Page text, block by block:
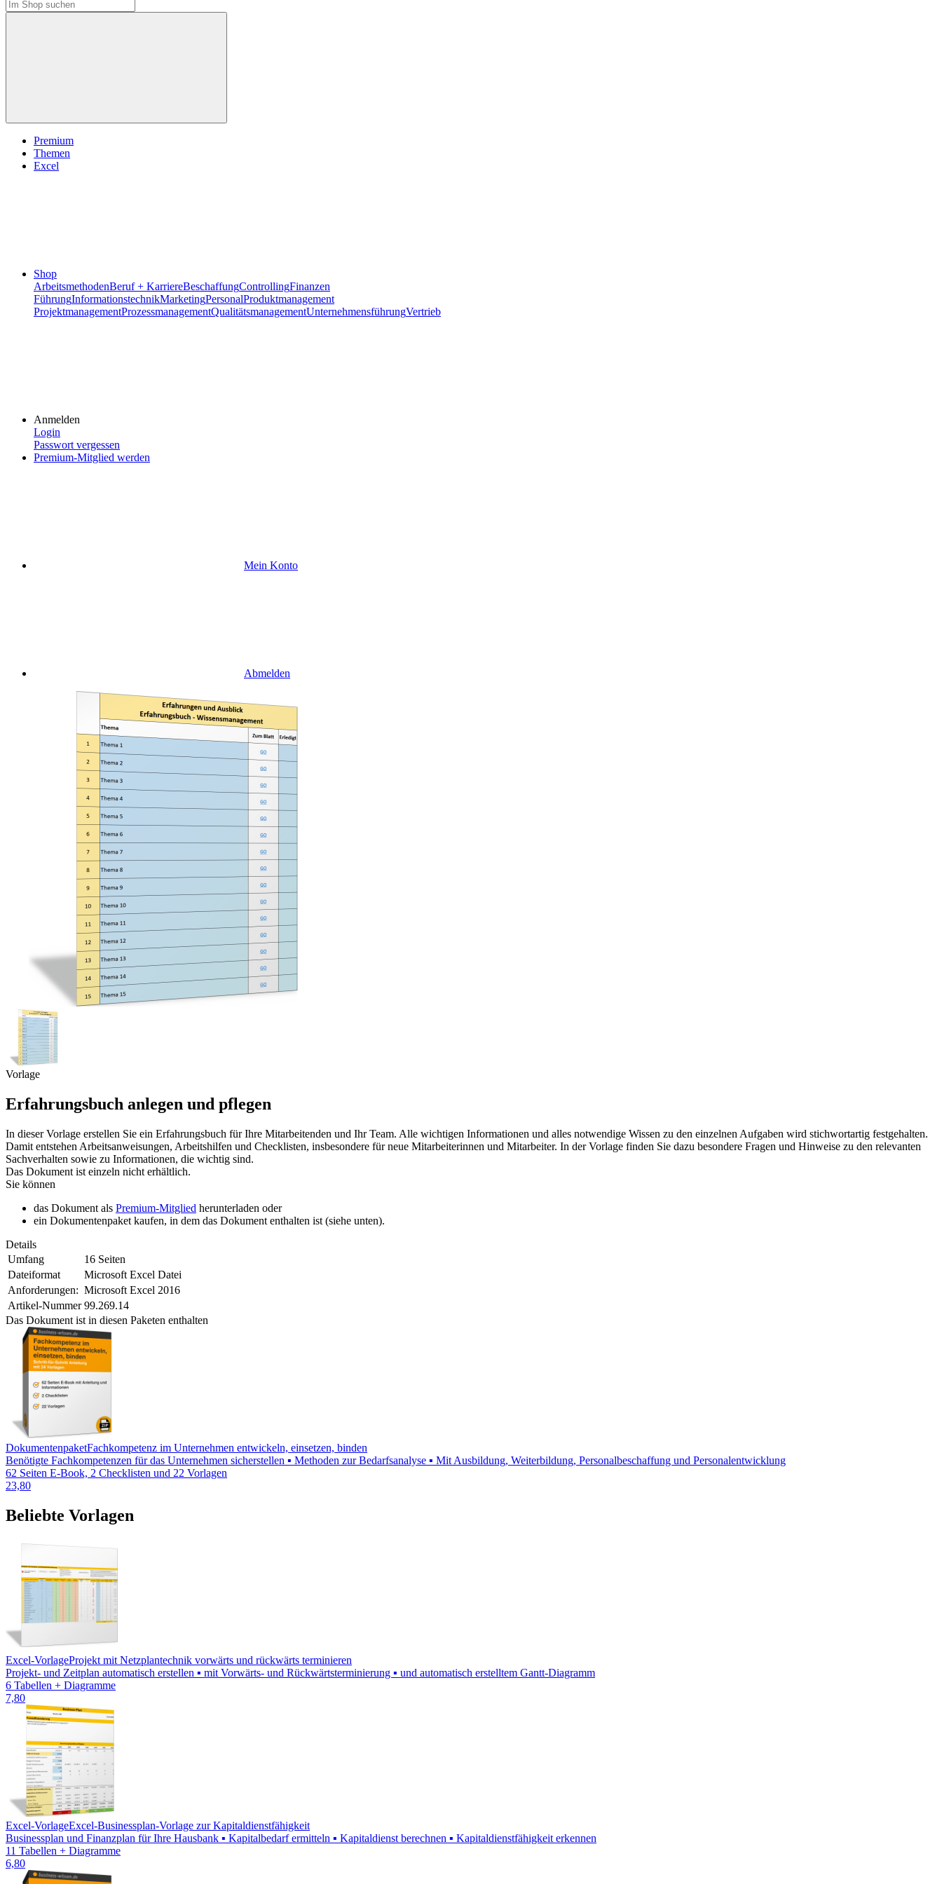
Premium
Themen
Excel
Shop
ArbeitsmethodenBeruf + KarriereBeschaffungControllingFinanzen
FührungInformationstechnikMarketingPersonalProduktmanagement
ProjektmanagementProzessmanagementQualitätsmanagementUnternehmensführungVertrieb
Anmelden
Login
Passwort vergessen
Premium-Mitglied werden
Mein Konto
Abmelden
Vorlage
Erfahrungsbuch anlegen und pflegen
In dieser Vorlage erstellen Sie ein Erfahrungsbuch für Ihre Mitarbeitenden und Ihr Team. Alle wichtigen Informationen und alles notwendige Wissen zu den einzelnen Aufgaben wird stichwortartig festgehalten.
Damit entstehen Arbeitsanweisungen, Arbeitshilfen und Checklisten, insbesondere für neue Mitarbeiterinnen und Mitarbeiter. In der Vorlage finden Sie dazu besondere Fragen und Hinweise zu den relevanten
Sachverhalten sowie zu Informationen, die wichtig sind.
Das Dokument ist einzeln nicht erhältlich.
Sie können
das Dokument als Premium-Mitglied herunterladen oder
ein Dokumentenpaket kaufen, in dem das Dokument enthalten ist (siehe unten).
Details
Umfang
16 Seiten
Dateiformat
Microsoft Excel Datei
Anforderungen: Microsoft Excel 2016
Artikel-Nummer 99.269.14
Das Dokument ist in diesen Paketen enthalten
DokumentenpaketFachkompetenz im Unternehmen entwickeln, einsetzen, binden
Benötigte Fachkompetenzen für das Unternehmen sicherstellen ▪ Methoden zur Bedarfsanalyse ▪ Mit Ausbildung, Weiterbildung, Personalbeschaffung und Personalentwicklung
62 Seiten E-Book, 2 Checklisten und 22 Vorlagen
23,80
Beliebte Vorlagen
Excel-VorlageProjekt mit Netzplantechnik vorwärts und rückwärts terminieren
Projekt- und Zeitplan automatisch erstellen ▪ mit Vorwärts- und Rückwärtsterminierung ▪ und automatisch erstelltem Gantt-Diagramm
6 Tabellen + Diagramme
7,80
Excel-VorlageExcel-Businessplan-Vorlage zur Kapitaldienstfähigkeit
Businessplan und Finanzplan für Ihre Hausbank ▪ Kapitalbedarf ermitteln ▪ Kapitaldienst berechnen ▪ Kapitaldienstfähigkeit erkennen
11 Tabellen + Diagramme
6,80